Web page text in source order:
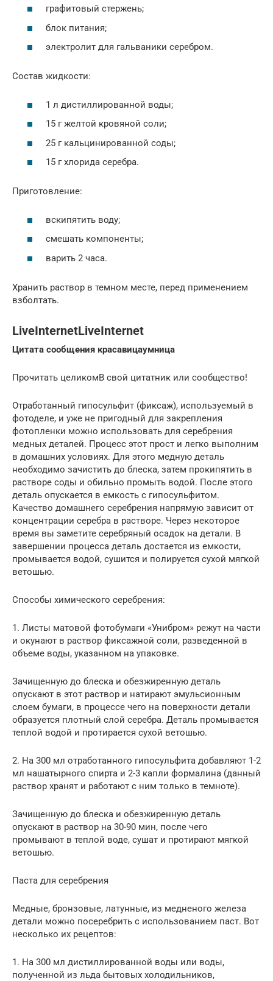
графитовый стержень;
блок питания;
электролит для гальваники серебром.
Состав жидкости:
1 л дистиллированной воды;
15 г желтой кровяной соли;
25 г кальцинированной соды;
15 г хлорида серебра.
Приготовление:
вскипятить воду;
смешать компоненты;
варить 2 часа.
Хранить раствор в темном месте, перед применением
взболтать.
LiveInternetLiveInternet
Цитата сообщения красавицаумница
Прочитать целикомВ свой цитатник или сообщество!
Отработанный гипосульфит (фиксаж), используемый в
фотоделе, и уже не пригодный для закрепления
фотопленки можно использовать для серебрения
медных деталей. Процесс этот прост и легко выполним
в домашних условиях. Для этого медную деталь
необходимо зачистить до блеска, затем прокипятить в
растворе соды и обильно промыть водой. После этого
деталь опускается в емкость с гипосульфитом.
Качество домашнего серебрения напрямую зависит от
концентрации серебра в растворе. Через некоторое
время вы заметите серебряный осадок на детали. В
завершении процесса деталь достается из емкости,
промывается водой, сушится и полируется сухой мягкой
ветошью.
Способы химического серебрения:
1. Листы матовой фотобумаги «Унибром» режут на части
и окунают в раствор фиксажной соли, разведенной в
объеме воды, указанном на упаковке.
Зачищенную до блеска и обезжиренную деталь
опускают в этот раствор и натирают эмульсионным
слоем бумаги, в процессе чего на поверхности детали
образуется плотный слой серебра. Деталь промывается
теплой водой и протирается сухой ветошью.
2. На 300 мл отработанного гипосульфита добавляют 1-2
мл нашатырного спирта и 2-3 капли формалина (данный
раствор хранят и работают с ним только в темноте).
Зачищенную до блеска и обезжиренную деталь
опускают в раствор на 30-90 мин, после чего
промывают в теплой воде, сушат и протирают мягкой
ветошью.
Паста для серебрения
Медные, бронзовые, латунные, из медненого железа
детали можно посеребрить с использованием паст. Вот
несколько их рецептов:
1. На 300 мл дистиллированной воды или воды,
полученной из льда бытовых холодильников,